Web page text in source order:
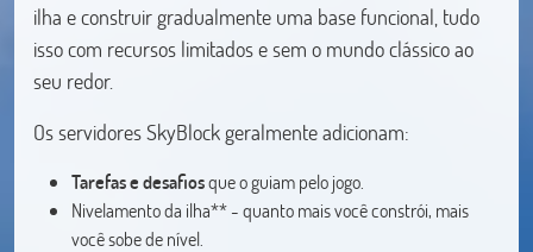
ilha e construir gradualmente uma base funcional, tudo
isso com recursos limitados e sem o mundo clássico ao
seu redor.
Os servidores SkyBlock geralmente adicionam:
Tarefas e desafiosque o guiam pelo jogo.
Nivelamento da ilha** - quanto mais você constrói, mais
você sobe de nível.